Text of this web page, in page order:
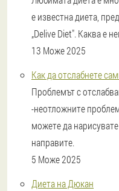
е известна диета,
„Delive Diet". Каква е
13 Може 2025
Как да отслабнете
Проблемът с
-неотложните
можете да
направите.
5 Може 2025
Диета на Дюкан